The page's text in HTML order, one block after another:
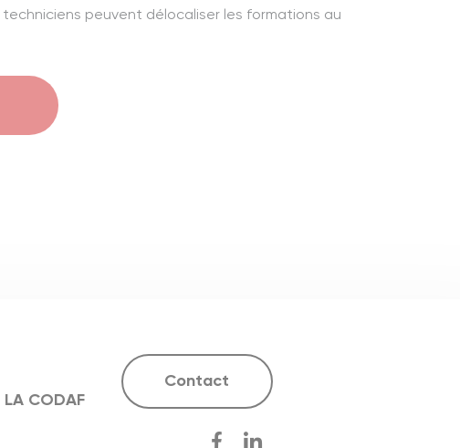
peuvent délocaliser les formations au
LA CODAF
Contact